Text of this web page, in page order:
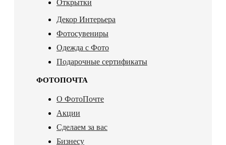
Открытки
Декор Интерьера
Фотосувениры
Одежда с Фото
Подарочные сертификаты
ФОТОПОЧТА
О ФотоПочте
Акции
Сделаем за вас
Бизнесу